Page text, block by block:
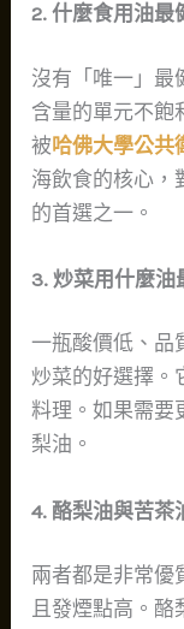
2. 什麼食用油最
沒有「唯一」最
含量的單元不飽
被哈佛大學公共
海飲食的核心，
的首選之一。
3. 炒菜用什麼油
一瓶酸價低、品
炒菜的好選擇。
料理。如果需要
梨油。
4. 酪梨油與苦茶
兩者都是非常優
且發煙點高。酪